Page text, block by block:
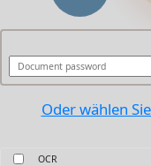
Oder wählen
OCR